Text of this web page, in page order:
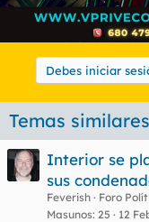
Debes iniciar
Temas similares
Interior se
sus
Feverish
Foro
Masunos 25 12